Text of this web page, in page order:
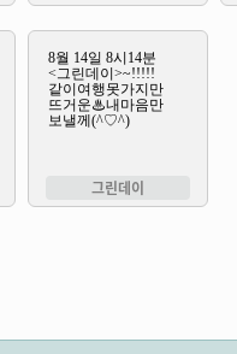
그린데이